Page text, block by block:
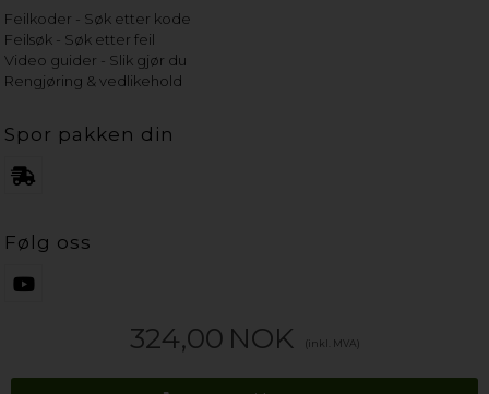
324,00 NOK (inkl. MVA)
Feilkoder - Søk etter kode
Feilsøk - Søk etter feil
Video guider - Slik gjør du
Rengjøring & vedlikehold
Spor pakken din
Følg oss